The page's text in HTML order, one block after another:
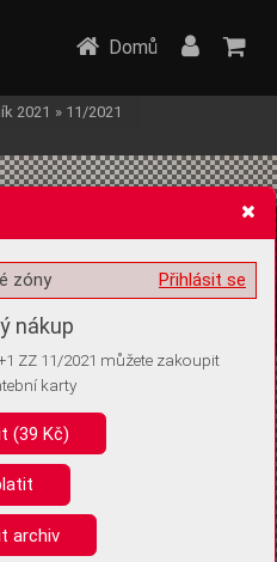
volitelných informací
ukládat žádné informace
ale požádali o souhlas s
o stejné zařízení, a
Domů
2021 » 11/2021
Přihlásit se
zóny
nákup
ZZ 11/2021 můžete zakoupit
karty
(39 Kč)
archiv